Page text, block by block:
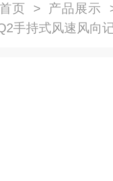
页 > 产品展示
手持式风速风向